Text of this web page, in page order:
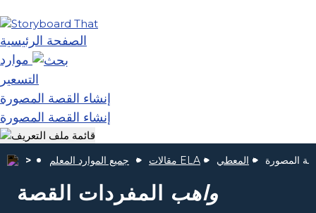
الصفحة الرئيسية
موارد
التسعير
إنشاء القصة المصورة
إنشاء القصة المصورة
جميع الموارد المعلم مقالات ELA المعطي المصورة
واهب المفردات القصة